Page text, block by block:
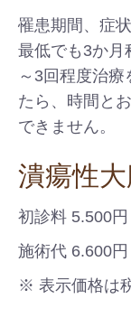
罹患期間、症
最低でも3か月
～3回程度治
たら、時間と
できません。
潰瘍性
初診料 5.500円
施術代 6.600円
※ 表示価格は